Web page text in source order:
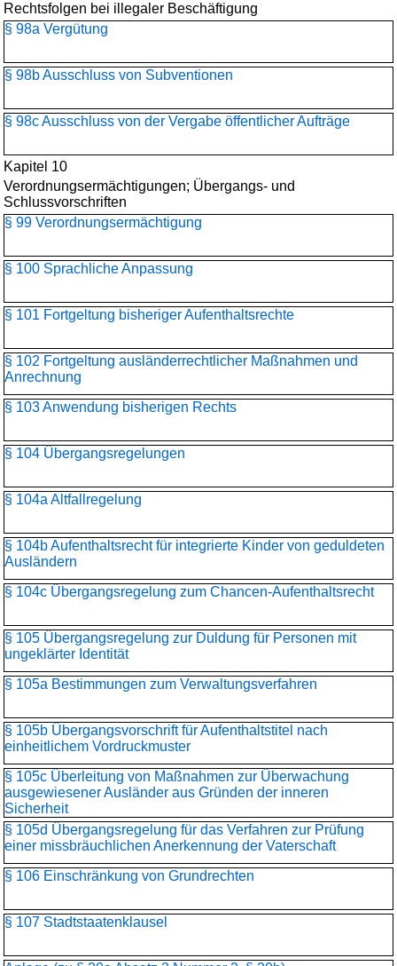
Rechtsfolgen bei illegaler Beschäftigung
§ 98a Vergütung
§ 98b Ausschluss von Subventionen
§ 98c Ausschluss von der Vergabe öffentlicher Aufträge
Kapitel 10
Verordnungsermächtigungen; Übergangs- und
Schlussvorschriften
§ 99 Verordnungsermächtigung
§ 100 Sprachliche Anpassung
§ 101 Fortgeltung bisheriger Aufenthaltsrechte
§ 102 Fortgeltung ausländerrechtlicher Maßnahmen und
Anrechnung
§ 103 Anwendung bisherigen Rechts
§ 104 Übergangsregelungen
§ 104a Altfallregelung
§ 104b Aufenthaltsrecht für integrierte Kinder von geduldeten
Ausländern
§ 104c Übergangsregelung zum Chancen-Aufenthaltsrecht
§ 105 Übergangsregelung zur Duldung für Personen mit
ungeklärter Identität
§ 105a Bestimmungen zum Verwaltungsverfahren
§ 105b Übergangsvorschrift für Aufenthaltstitel nach
einheitlichem Vordruckmuster
§ 105c Überleitung von Maßnahmen zur Überwachung
ausgewiesener Ausländer aus Gründen der inneren
Sicherheit
§ 105d Übergangsregelung für das Verfahren zur Prüfung
einer missbräuchlichen Anerkennung der Vaterschaft
§ 106 Einschränkung von Grundrechten
§ 107 Stadtstaatenklausel